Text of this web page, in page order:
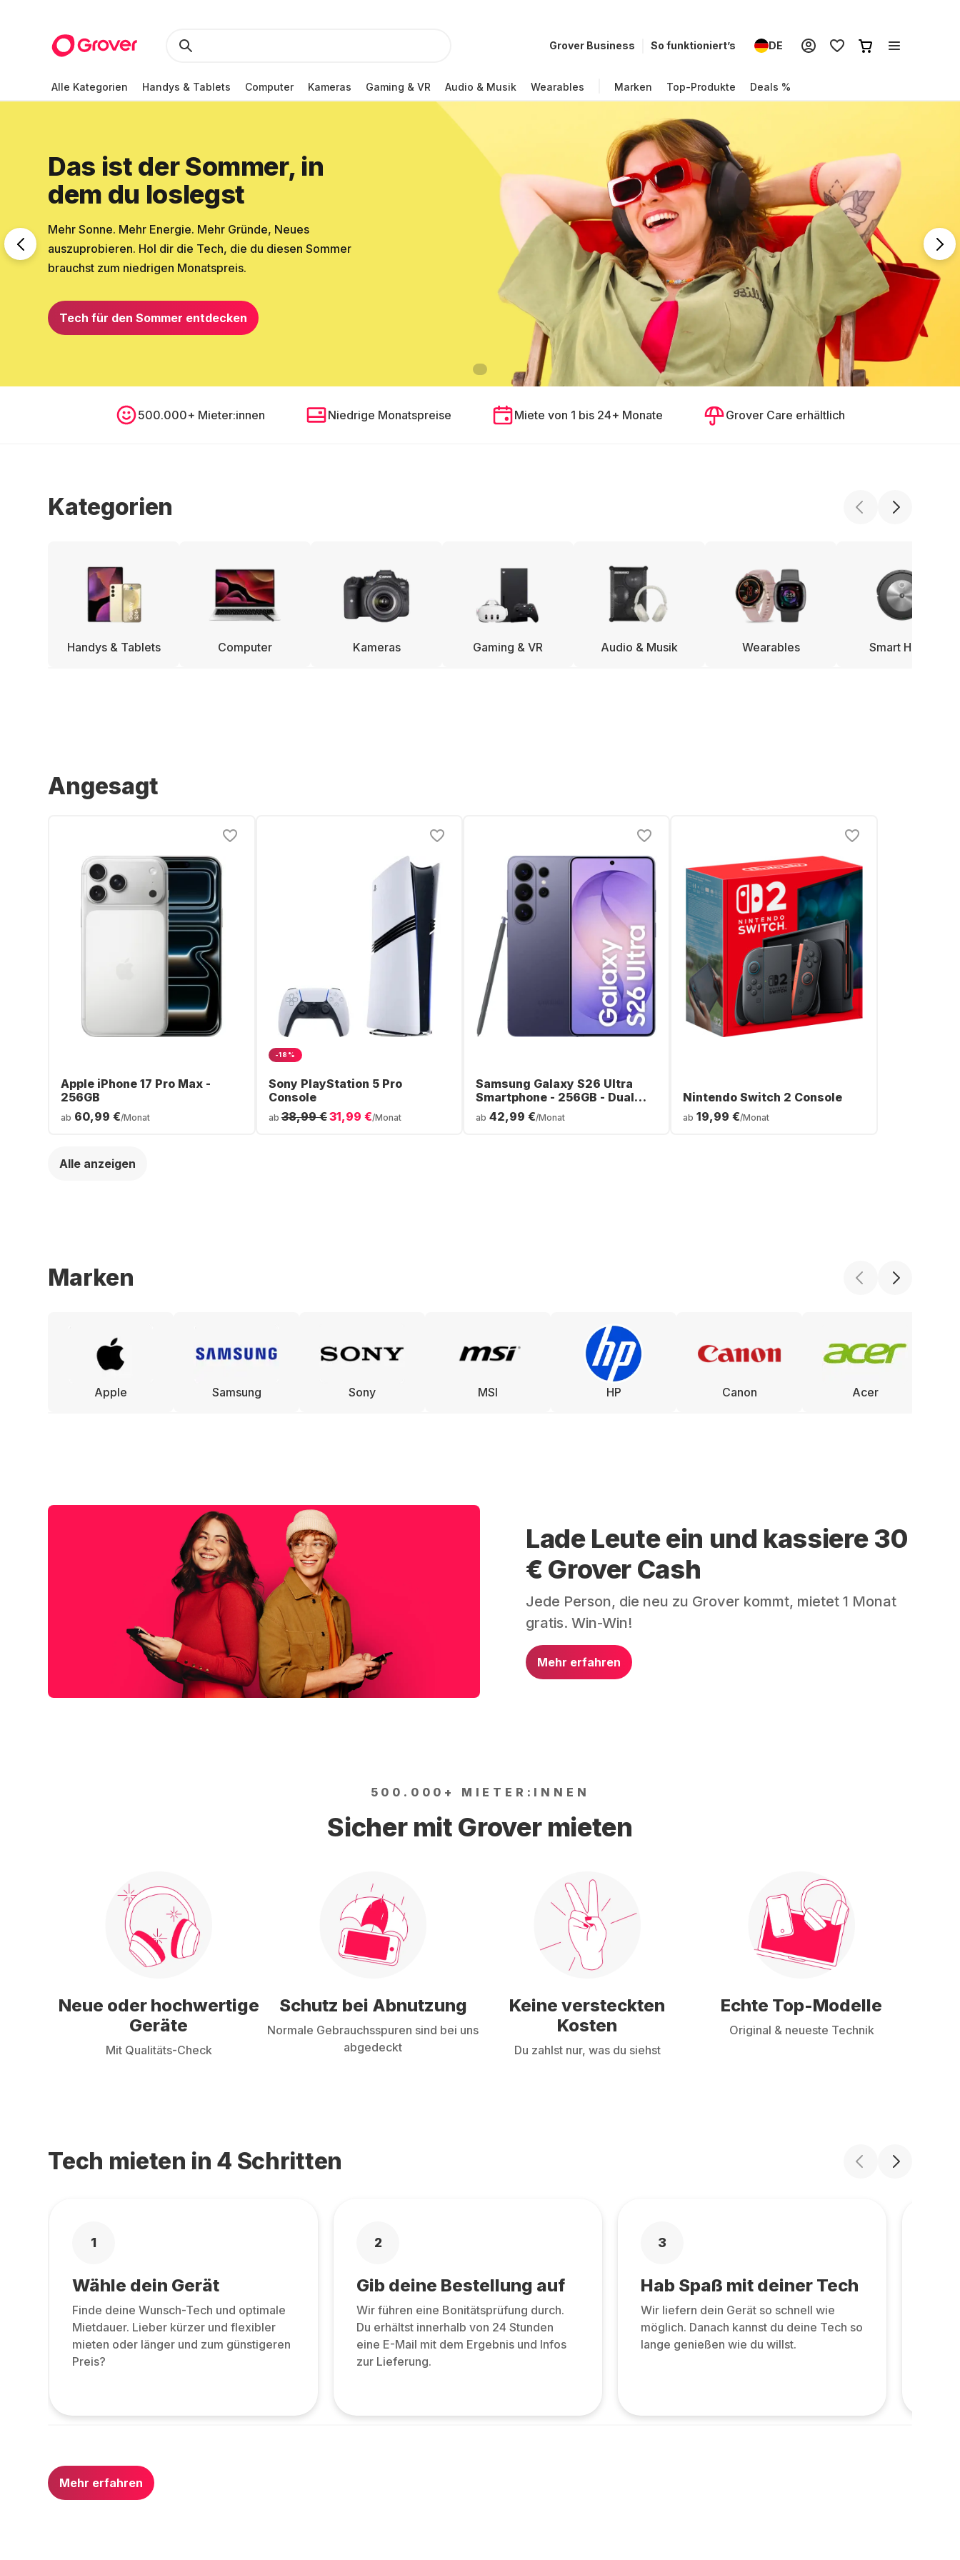
Grover Business So funktioniert’s DE
Alle Kategorien Handys & Tablets Computer Kameras Gaming & VR Audio & Musik Wearables Marken Top-Produkte Deals %
Das ist der Sommer, in
dem du loslegst
Mehr Sonne. Mehr Energie. Mehr Gründe, Neues
auszuprobieren. Hol dir die Tech, die du diesen Sommer
brauchst zum niedrigen Monatspreis.
Tech für den Sommer entdecken
500.000+ Mieter:innen Niedrige Monatspreise Miete von 1 bis 24+ Monate Grover Care erhältlich
Kategorien
Handys & Tablets Computer Kameras Gaming & VR Audio & Musik Wearables Smart Home
Angesagt
Apple iPhone 17 Pro Max -
256GB
ab 60,99 €/Monat
-18%
Sony PlayStation 5 Pro
Console
ab 38,99 €31,99 €/Monat
Samsung Galaxy S26 Ultra
Smartphone - 256GB - Dual
SIM
ab 42,99 €/Monat
Nintendo Switch 2 Console
ab 19,99 €/Monat
Alle anzeigen
Marken
Apple Samsung Sony MSI HP Canon Acer
Lade Leute ein und kassiere 30
€ Grover Cash
Jede Person, die neu zu Grover kommt, mietet 1 Monat
gratis. Win-Win!
Mehr erfahren
500.000+ MIETER:INNEN
Sicher mit Grover mieten
Neue oder hochwertige
Geräte
Mit Qualitäts-Check
Schutz bei Abnutzung
Normale Gebrauchsspuren sind bei uns
abgedeckt
Keine versteckten
Kosten
Du zahlst nur, was du siehst
Echte Top-Modelle
Original & neueste Technik
Tech mieten in 4 Schritten
1
Wähle dein Gerät
Finde deine Wunsch-Tech und optimale
Mietdauer. Lieber kürzer und flexibler
mieten oder länger und zum günstigeren
Preis?
2
Gib deine Bestellung auf
Wir führen eine Bonitätsprüfung durch.
Du erhältst innerhalb von 24 Stunden
eine E-Mail mit dem Ergebnis und Infos
zur Lieferung.
3
Hab Spaß mit deiner Tech
Wir liefern dein Gerät so schnell wie
möglich. Danach kannst du deine Tech so
lange genießen wie du willst.
Mehr erfahren